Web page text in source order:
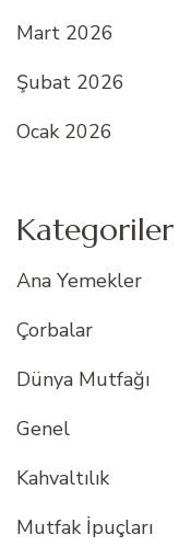
Mart 2026
Şubat 2026
Ocak 2026
Kategoriler
Ana Yemekler
Çorbalar
Dünya Mutfağı
Genel
Kahvaltılık
Mutfak İpuçları